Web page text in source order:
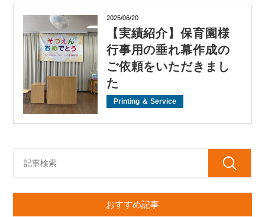
2025/06/20
【実績紹介】保育園様
行事用の垂れ幕作成の
ご依頼をいただきまし
た
Printing ＆ Service
おすすめ記事